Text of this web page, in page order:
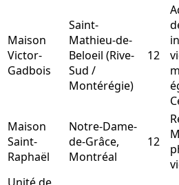
Maison
Victor-
Gadbois
Saint-
Mathieu-de-
Beloeil (Rive-
Sud /
Montérégie)
12
Maison
Saint-
Raphaël
Notre-Dame-
de-Grâce,
Montréal
12